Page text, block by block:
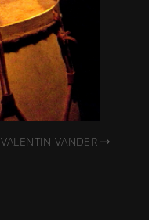
VALENTIN VANDER